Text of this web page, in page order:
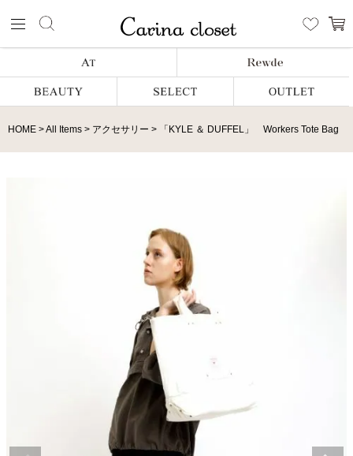
HOME All Items アクセサリー 「KYLE ＆ DUFFEL」 Workers Tote Bag